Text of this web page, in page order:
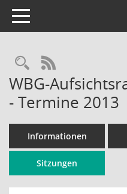
Toggle navigation
RSS-Feed
WBG-
- Termine 2013
Informationen
Sitzungen